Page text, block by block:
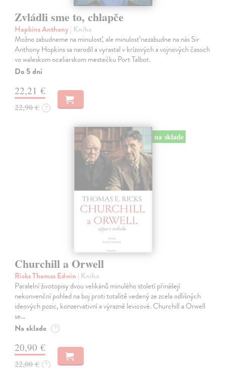
Zvládli sme to, chlapče
Hopkins Anthony| Kniha
Možno zabudneme na minulosť, ale minulosť nezabudne na nás Sir
Anthony Hopkins sa narodil a vyrastal v krízových a vojnových časoch
vo waleskom oceliarskom mestečku Port Talbot.
Do 5 dní
22,21 €
22,90 € ?
na sklade
Churchill a Orwell
Ricks Thomas Edwin | Kniha
Paralelní životopisy dvou velikánů minulého století přinášejí
nekonvenční pohled na boj proti totalitě vedený ze zcela odlišných
ideových pozic, konzervativní a výrazně levicové. Churchill a Orwell
se…
Na sklade ?
20,90 €
22,00 € ?